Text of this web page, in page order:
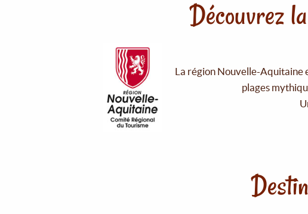
Découvrez
La région Nouvelle-Aquitaine
plages